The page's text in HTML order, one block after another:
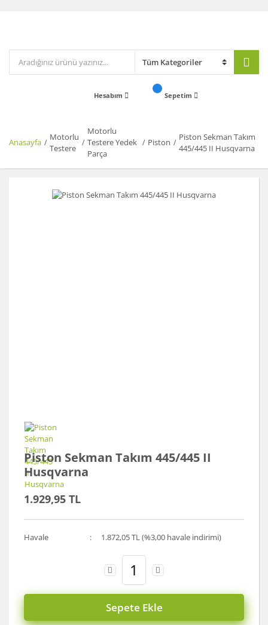
Hesabım Sepetim
Anasayfa
Motorlu
Testere
Motorlu
Testere Yedek
Parça
Piston
Piston Sekman Takım
445/445 II Husqvarna
Piston Sekman Takım 445/445 II
Husqvarna
1.929,95 TL
Havale 1.872,05 TL (%3,00 havale indirimi)
Sepete Ekle